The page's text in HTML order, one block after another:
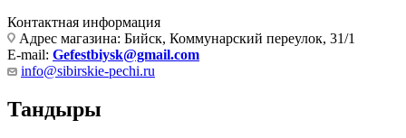
Контактная информация
Адрес магазина: Бийск, Коммунарский переулок, 31/1
E-mail: Gefestbiysk@gmail.com
info@sibirskie-pechi.ru
Тандыры